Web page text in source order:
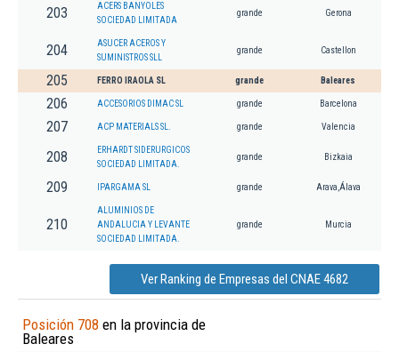
203
ACERS BANYOLES
SOCIEDAD LIMITADA
grande Gerona
204
ASUCER ACEROS Y
SUMINISTROS SLL
grande Castellon
205 FERRO IRAOLA SL grande Baleares
206 ACCESORIOS DIMAC SL grande Barcelona
207 ACP MATERIALS SL. grande Valencia
208
ERHARDT SIDERURGICOS
SOCIEDAD LIMITADA.
grande Bizkaia
209 IPARGAMA SL grande Arava,Álava
210
ALUMINIOS DE
ANDALUCIA Y LEVANTE
SOCIEDAD LIMITADA.
grande Murcia
Ver Ranking de Empresas del CNAE 4682
Posición 708 en la provincia de
Baleares